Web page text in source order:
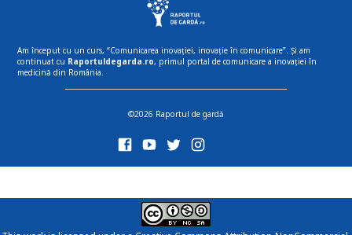
Am început cu un curs, “Comunicarea inovației, inovație în comunicare”. Și am
continuat cu Raportuldegarda.ro, primul portal de comunicare a inovației în
medicină din România.
©2026 Raportul de gardă